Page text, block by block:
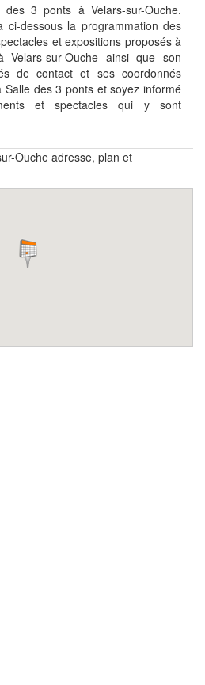
3 ponts à Velars-sur-Ouche.
ci-dessous la programmation des
et expositions proposés à
sur-Ouche ainsi que son
de contact et ses coordonnés
Salle des 3 ponts et soyez informé
et spectacles qui y sont
Ouche adresse, plan et